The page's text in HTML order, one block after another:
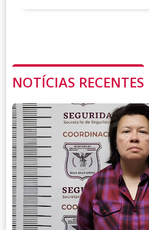
NOTÍCIAS RECENTES